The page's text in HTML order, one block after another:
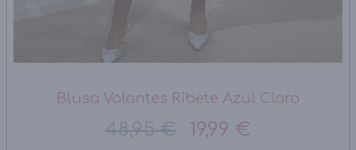
Blusa Volantes Ribete Azul Claro
48,95 € 19,99 €